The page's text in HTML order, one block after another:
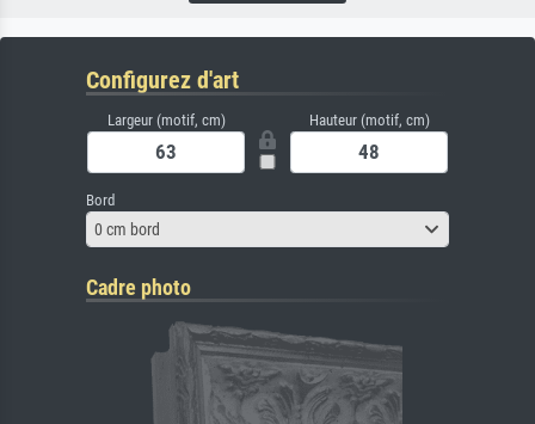
Configurez d'art
Largeur (motif, cm) Hauteur (motif, cm)
Bord
0 cm bord
Cadre photo